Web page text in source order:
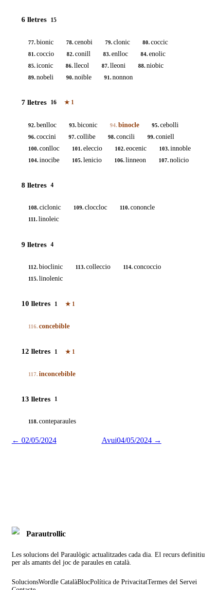
6 lletres 15
77.bionic 78.cenobi 79.clonic 80.coccic
81.coccio 82.conill 83.enlloc 84.enolic
85.iconic 86.llecol 87.lleoni 88.niobic
89.nobeli 90.noible 91.nonnon
7 lletres 16 ★ 1
92.benlloc 93.biconic 94. binocle 95.cebolli
96.coccini 97.collibe 98.concili 99.coniell
100.conlloc 101.eleccio 102.eocenic 103.innoble
104.inocibe 105.lenicio 106.linneon 107.nolicio
8 lletres 4
108.ciclonic 109.cloccloc 110.cononcle
111.linoleic
9 lletres 4
112.bioclinic 113.colleccio 114.concoccio
115.linolenic
10 lletres 1 ★ 1
116. concebible
12 lletres 1 ★ 1
117. inconcebible
13 lletres 1
118.conteparaules
← 02/05/2024 Avui04/05/2024→
Parautrollic
Les solucions del Paraulògic actualitzades cada dia. El recurs definitiu
per als amants del joc de paraules en català.
SolucionsWordle CatalàBlocPolítica de PrivacitatTermes del Servei